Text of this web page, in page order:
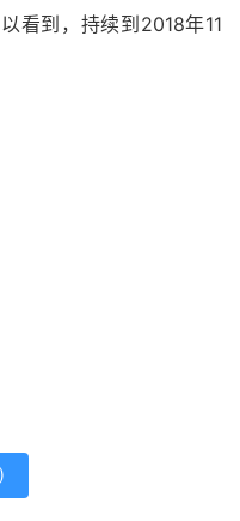
看到，持续到2018年11
)